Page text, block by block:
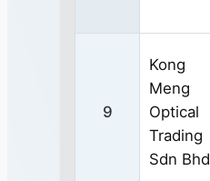
9
Kong
Meng
Optical
Trading
Sdn Bhd